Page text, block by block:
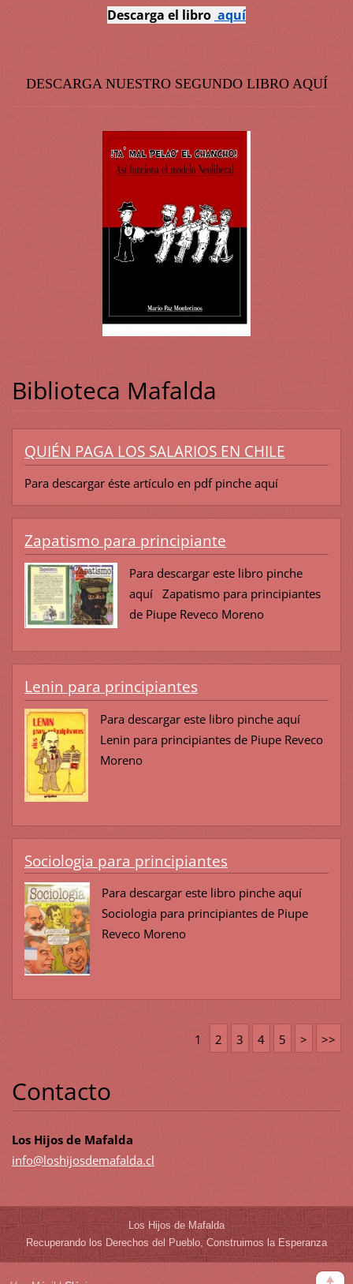
Descarga el libro aquí
DESCARGA NUESTRO SEGUNDO LIBRO AQUÍ
Biblioteca Mafalda
QUIÉN PAGA LOS SALARIOS EN CHILE
Para descargar éste artículo en pdf pinche aquí
Zapatismo para principiante
Para descargar este libro pinche
aquí Zapatismo para principiantes
de Piupe Reveco Moreno
Lenin para principiantes
Para descargar este libro pinche aquí
Lenin para principiantes de Piupe Reveco
Moreno
Sociologia para principiantes
Para descargar este libro pinche aquí
Sociologia para principiantes de Piupe
Reveco Moreno
1 2 3 4 5 > >>
Contacto
Los Hijos de Mafalda
info@loshijosdemafalda.cl
Los Hijos de Mafalda
Recuperando los Derechos del Pueblo, Construimos la Esperanza